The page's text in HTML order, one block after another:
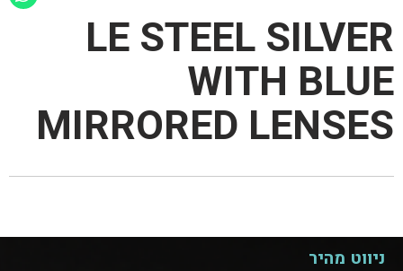
LE STEEL SILVER
WITH BLUE
MIRRORED LENSES
ניווט מהיר